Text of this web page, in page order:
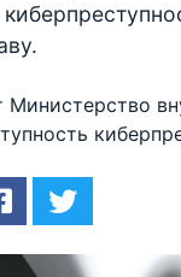
Министерство